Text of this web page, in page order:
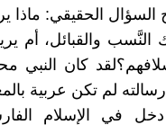
الحقيقي: ماذا
والقبائل، أم
كان
لم تكن عربية
في الإسلام